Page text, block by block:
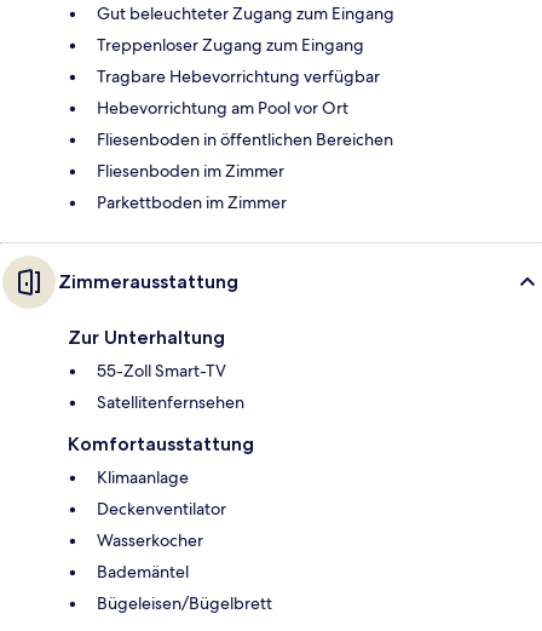
Gut beleuchteter Zugang zum Eingang
Treppenloser Zugang zum Eingang
Tragbare Hebevorrichtung verfügbar
Hebevorrichtung am Pool vor Ort
Fliesenboden in öffentlichen Bereichen
Fliesenboden im Zimmer
Parkettboden im Zimmer
Zimmerausstattung
Zur Unterhaltung
55-Zoll Smart-TV
Satellitenfernsehen
Komfortausstattung
Klimaanlage
Deckenventilator
Wasserkocher
Bademäntel
Bügeleisen/Bügelbrett